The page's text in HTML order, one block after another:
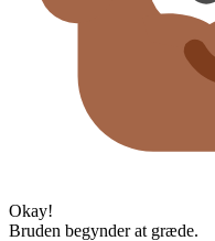
Okay!
Bruden begynder at græde.